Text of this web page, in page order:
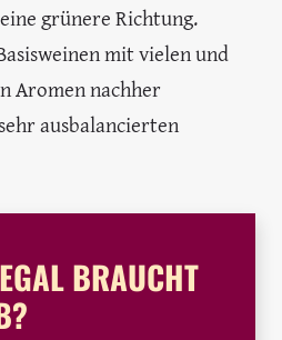
grünere Richtung.
mit vielen und
Aromen nachher
ausbalancierten
BRAUCHT